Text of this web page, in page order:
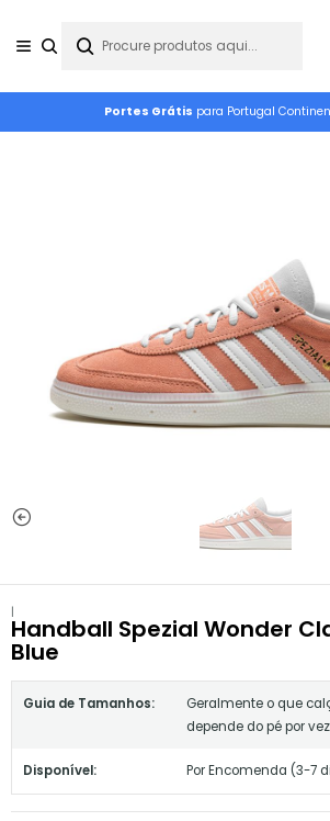
Portes Grátis para Portugal
|
Handball Spezial Wonder
Blue
Guia de Tamanhos:
Geralmente o que
depende do pé por
Disponível: Por Encomenda (3-7